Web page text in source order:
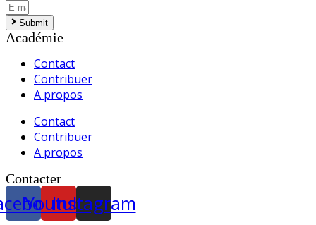
Submit
Académie
Contact
Contribuer
A propos
Contact
Contribuer
A propos
Contacter
Youtube
Instagram